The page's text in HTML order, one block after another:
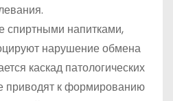
спиртными напитками,
нарушение обмена
каскад патологических
приводят к формированию